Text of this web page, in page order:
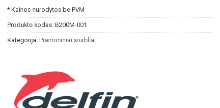
* Kainos nurodytos be PVM
Produkto kodas: B200M-001
Kategorija: Pramoniniai siurbliai